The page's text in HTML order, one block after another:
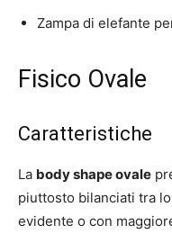
Zampa di elefante
Fisico Ovale
Caratteristiche
La body shape ovale
piuttosto bilanciati tra
evidente o con